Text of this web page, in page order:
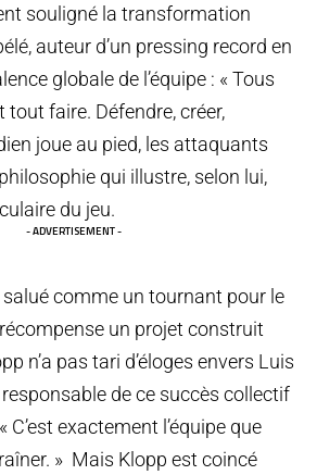
souligné la transformation
auteur d’un pressing record en
globale de l’équipe : « Tous
tout faire. Défendre, créer,
joue au pied, les attaquants
qui illustre, selon lui,
du jeu.
- ADVERTISEMENT -
salué comme un tournant pour le
un projet construit
n’a pas tari d’éloges envers Luis
responsable de ce succès collectif
exactement l’équipe que
» Mais Klopp est coincé